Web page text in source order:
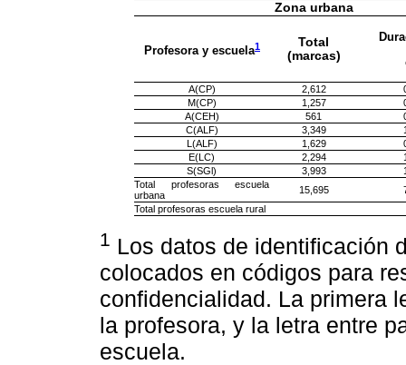
Zona urbana
Profesora y escuela1
Total
(marcas)
A(CP) 2,612
M(CP)
1,257
A(CEH)
561
C(ALF)
3,349
L(ALF)
1,629
E(LC)
2,294
S(SGl)
3,993
Total profesoras escuela
urbana
15,695
Total profesoras escuela rural
1 Los datos de identificación
colocados en códigos para
confidencialidad. La primera
la profesora, y la letra entre
escuela.